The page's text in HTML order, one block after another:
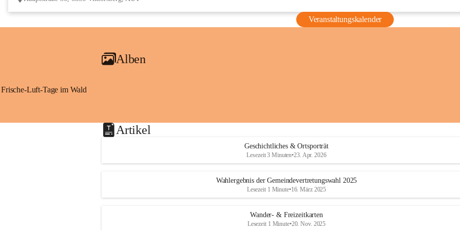
Veranstaltungskalender
Alben
Frische-Luft-Tage im Wald
Artikel
Geschichtliches & Ortsporträt
Lesezeit 3 Minuten•23. Apr. 2026
Wahlergebnis der Gemeindevertretungswahl 2025
Lesezeit 1 Minute•16. März 2025
Wander- & Freizeitkarten
Lesezeit 1 Minute•20. Nov. 2025